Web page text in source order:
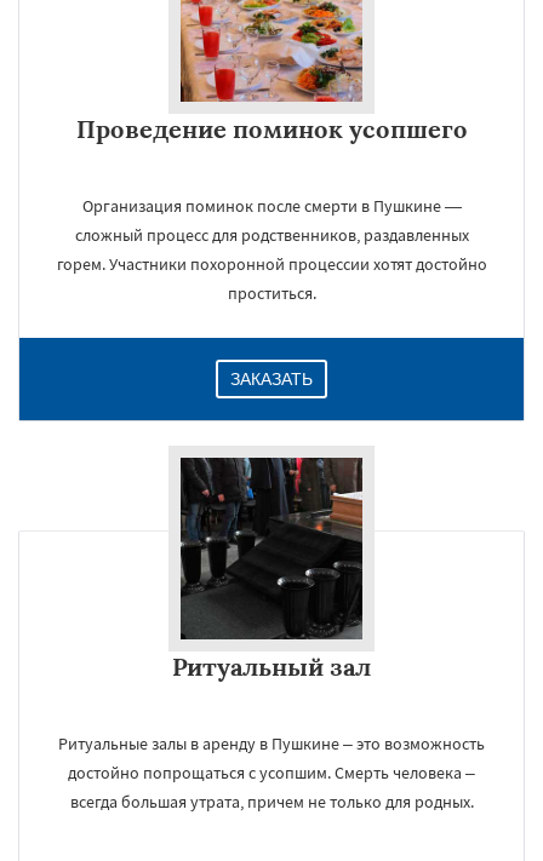
Проведение поминок усопшего
Организация поминок после смерти в Пушкине —
сложный процесс для родственников, раздавленных
горем. Участники похоронной процессии хотят достойно
проститься.
ЗАКАЗАТЬ
Ритуальный зал
Ритуальные залы в аренду в Пушкине – это возможность
достойно попрощаться с усопшим. Смерть человека –
всегда большая утрата, причем не только для родных.
Даю согласие на обработку персональных данных